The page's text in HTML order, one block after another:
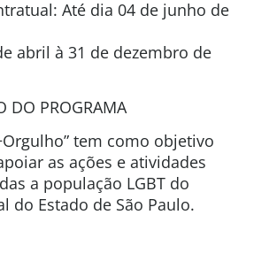
Até dia 04 de junho de
abril à 31 de dezembro de
DO PROGRAMA
tem como objetivo
as ações e atividades
a população LGBT do
do Estado de São Paulo.